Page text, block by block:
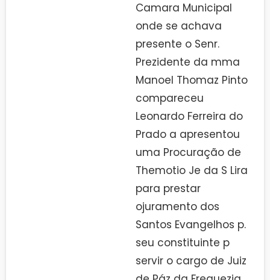
Camara Municipal
onde se achava
presente o Senr.
Prezidente da mma
Manoel Thomaz Pinto
compareceu
Leonardo Ferreira do
Prado a apresentou
uma Procuração de
Themotio Je da S Lira
para prestar
ojuramento dos
Santos Evangelhos p.
seu constituinte p
servir o cargo de Juiz